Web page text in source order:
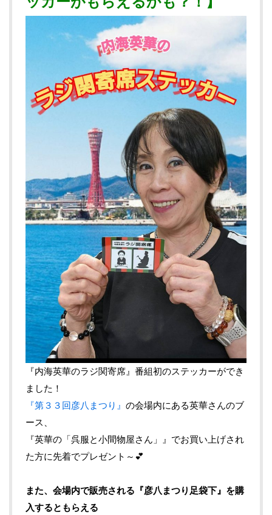
『内海英華のラジ関寄席』番組初のステッカーができ
ました！
『第３３回彦八まつり』 の会場内にある英華さんのブ
ース、
『英華の「呉服と小間物屋さん」』でお買い上げされ
た方に先着でプレゼント～💕
また、会場内で販売される『彦八まつり足袋下』を購
入するともらえる